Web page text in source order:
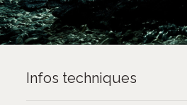
Infos techniques